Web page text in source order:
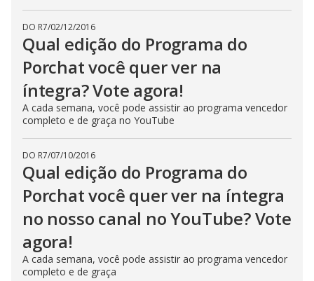
DO R7/02/12/2016
Qual edição do Programa do
Porchat você quer ver na
íntegra? Vote agora!
A cada semana, você pode assistir ao programa vencedor
completo e de graça no YouTube
DO R7/07/10/2016
Qual edição do Programa do
Porchat você quer ver na íntegra
no nosso canal no YouTube? Vote
agora!
A cada semana, você pode assistir ao programa vencedor
completo e de graça